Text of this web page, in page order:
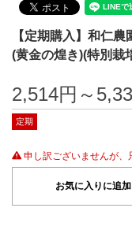
【定期購入】和仁
(黄金の煌き)(特別栽
2,514円～
定期
申し訳ございませんが、
お気に入りに追加